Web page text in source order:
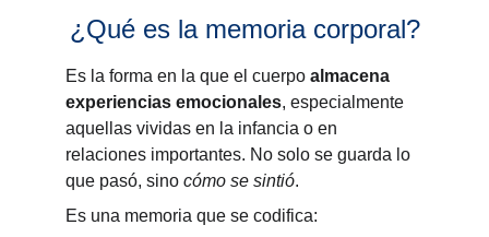
¿Qué es la memoria corporal?
Es la forma en la que el cuerpo almacena
experiencias emocionales, especialmente
aquellas vividas en la infancia o en
relaciones importantes. No solo se guarda lo
que pasó, sino cómo se sintió.
Es una memoria que se codifica: